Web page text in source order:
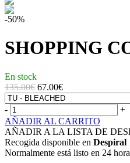
-50%
SHOPPING
En stock
135.00€ 67.00€
-
+
AÑADIR AL CARRITO
AÑADIR A LA LISTA DE
Recogida disponible en Despiral
Normalmente está listo en 24